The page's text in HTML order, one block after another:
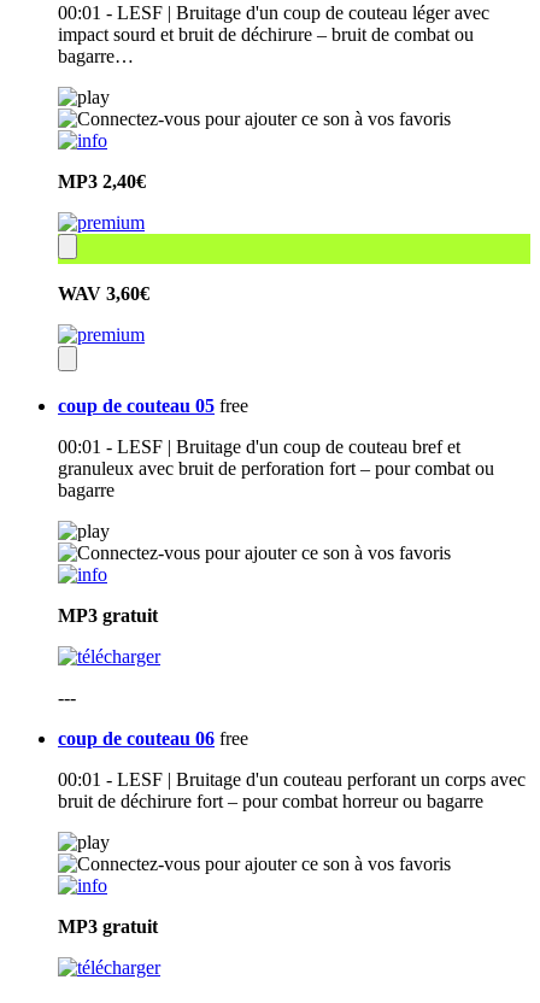
00:01 - LESF | Bruitage d'un coup de couteau léger avec
impact sourd et bruit de déchirure – bruit de combat ou
bagarre…
MP3 2,40€
WAV 3,60€
coup de couteau 05 free
00:01 - LESF | Bruitage d'un coup de couteau bref et
granuleux avec bruit de perforation fort – pour combat ou
bagarre
MP3 gratuit
---
coup de couteau 06 free
00:01 - LESF | Bruitage d'un couteau perforant un corps avec
bruit de déchirure fort – pour combat horreur ou bagarre
MP3 gratuit